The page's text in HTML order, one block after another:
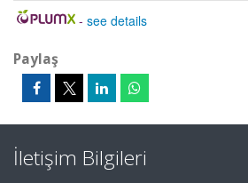
- see details
Paylaş
İletişim Bilgileri